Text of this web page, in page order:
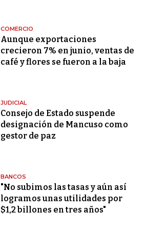
COMERCIO
Aunque exportaciones
crecieron 7% en junio, ventas de
café y flores se fueron a la baja
JUDICIAL
Consejo de Estado suspende
designación de Mancuso como
gestor de paz
BANCOS
"No subimos las tasas y aún así
logramos unas utilidades por
$1,2 billones en tres años"